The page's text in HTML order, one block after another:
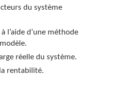
du système
l’aide d’une méthode
réelle du système.
rentabilité.